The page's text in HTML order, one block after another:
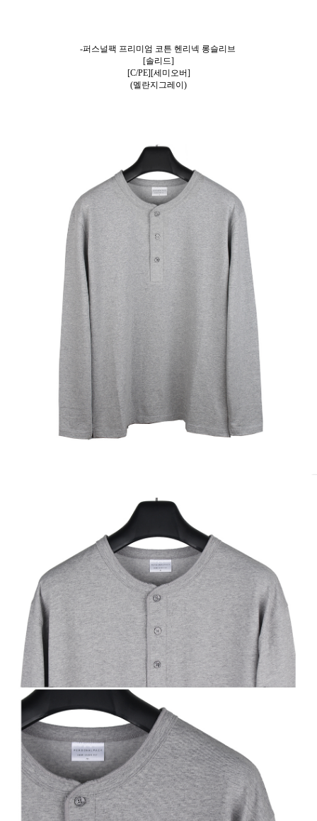
-퍼스널팩 프리미엄 코튼 헨리넥 롱슬리브
[솔리드]
[C/PE][세미오버]
(멜란지그레이)